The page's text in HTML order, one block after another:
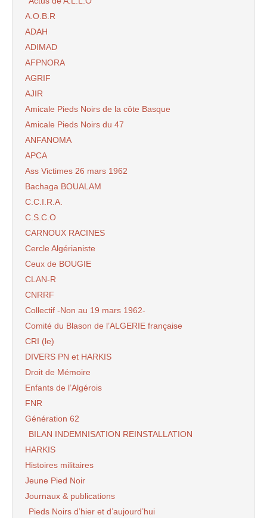
A.O.B.R
ADAH
ADIMAD
AFPNORA
AGRIF
AJIR
Amicale Pieds Noirs de la côte Basque
Amicale Pieds Noirs du 47
ANFANOMA
APCA
Ass Victimes 26 mars 1962
Bachaga BOUALAM
C.C.I.R.A.
C.S.C.O
CARNOUX RACINES
Cercle Algérianiste
Ceux de BOUGIE
CLAN-R
CNRRF
Collectif -Non au 19 mars 1962-
Comité du Blason de l’ALGERIE française
CRI (le)
DIVERS PN et HARKIS
Droit de Mémoire
Enfants de l’Algérois
FNR
Génération 62
BILAN INDEMNISATION REINSTALLATION
HARKIS
Histoires militaires
Jeune Pied Noir
Journaux & publications
Pieds Noirs d’hier et d’aujourd’hui